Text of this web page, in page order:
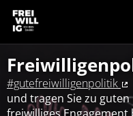
#gutefreiwilligenpolitik
und tragen Sie zu